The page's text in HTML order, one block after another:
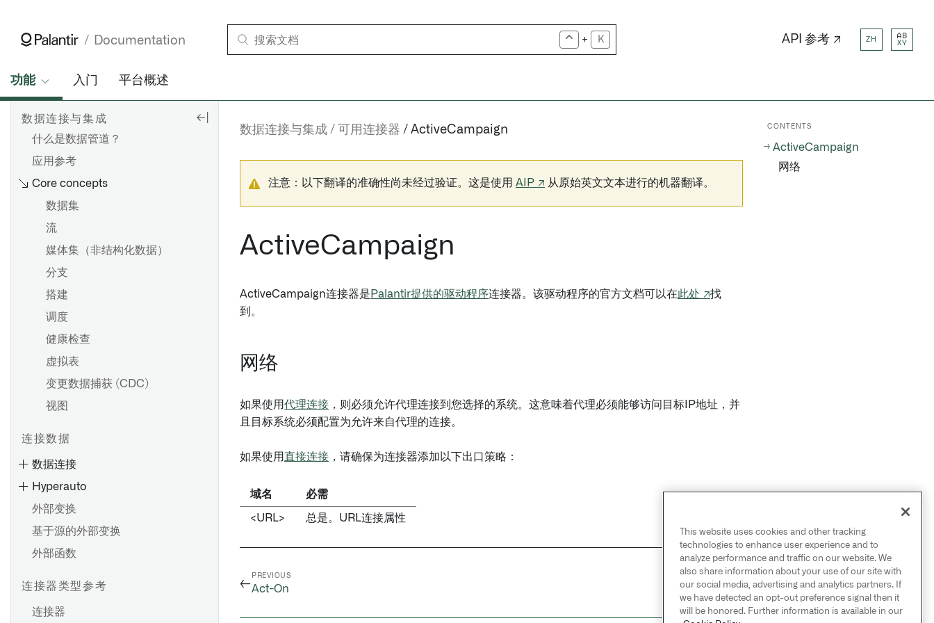
Documentation + K API 参考 ↗ ZH
AB
XY
功能 入门 平台概述
数据连接与集成
数据连接与集成
连接数据
什么是数据管道？
应用参考
Core concepts
数据集
流
媒体集（非结构化数据）
分支
搭建
调度
健康检查
虚拟表
变更数据捕获 (CDC)
视图
连接数据
数据连接
Hyperauto
外部变换
基于源的外部变换
外部函数
连接器类型参考
连接器
数据连接与集成 可用连接器 ActiveCampaign
注意：以下翻译的准确性尚未经过验证。这是使用 AIP ↗ 从原始英文文本进行的机器翻译。
ActiveCampaign
ActiveCampaign连接器是 Palantir提供的驱动程序连接器。该驱动程序的官方文档可以在此处 ↗找
到。
网络
如果使用代理连接 ，则必须允许代理连接到您选择的系统。这意味着代理必须能够访问目标IP地址，并
且目标系统必须配置为允许来自代理的连接。
如果使用 直接连接 ，请确保为连接器添加以下出口策略：
域名 必需
<URL> 总是。URL连接属性
←
PREVIOUS
Act-On
NEXT
Acumatica→
CONTENTS
ActiveCampaign
网络
This website uses cookies and other tracking
technologies to enhance user experience and to
analyze performance and traffic on our website. We
also share information about your use of our site with
our social media, advertising and analytics partners. If
we have detected an opt-out preference signal then it
will be honored. Further information is available in our